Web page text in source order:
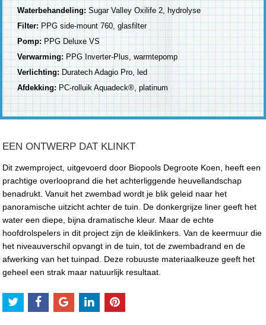
Waterbehandeling:Sugar Valley Oxilife 2, hydrolyse
Filter: PPG side-mount 760, glasfilter
Pomp: PPG Deluxe VS
Verwarming: PPG Inverter-Plus, warmtepomp
Verlichting:Duratech Adagio Pro, led
Afdekking:PC-rolluik Aquadeck®, platinum
EEN ONTWERP DAT KLINKT
Dit zwemproject, uitgevoerd door Biopools Degroote Koen, heeft een
prachtige overlooprand die het achterliggende heuvellandschap
benadrukt. Vanuit het zwembad wordt je blik geleid naar het
panoramische uitzicht achter de tuin. De donkergrijze liner geeft het
water een diepe, bijna dramatische kleur. Maar de echte
hoofdrolspelers in dit project zijn de kleiklinkers. Van de keermuur die
het niveauverschil opvangt in de tuin, tot de zwembadrand en de
afwerking van het tuinpad. Deze robuuste materiaalkeuze geeft het
geheel een strak maar natuurlijk resultaat.